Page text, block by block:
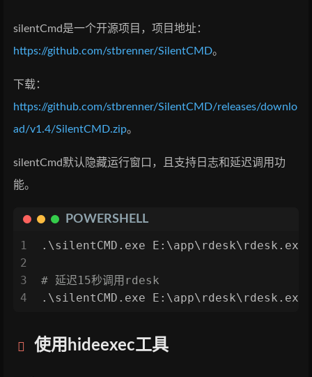
silentCmd是一个开源项目，项目地址：
https://github.com/stbrenner/SilentCMD。
下载：
https://github.com/stbrenner/SilentCMD/releases/downlo
ad/v1.4/SilentCMD.zip。
silentCmd默认隐藏运行窗口，且支持日志和延迟调用功
能。
POWERSHELL
1
2
3
4
.\silentCMD.exe E:\app\rdesk\rdesk.exe
# 延迟15秒调用rdesk
.\silentCMD.exe E:\app\rdesk\rdesk.exe
使用hideexec工具